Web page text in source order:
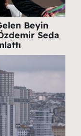
Beyin
Seda